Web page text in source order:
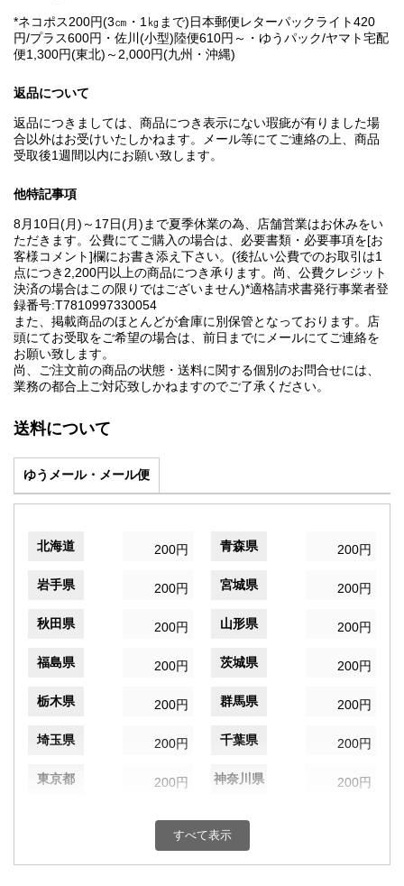
*ネコポス200円(3㎝・1㎏まで)日本郵便レターパックライト420
円/プラス600円・佐川(小型)陸便610円～・ゆうパック/ヤマト宅配
便1,300円(東北)～2,000円(九州・沖縄)
返品について
返品につきましては、商品につき表示にない瑕疵が有りました場
合以外はお受けいたしかねます。メール等にてご連絡の上、商品
受取後1週間以内にお願い致します。
他特記事項
8月10日(月)～17日(月)まで夏季休業の為、店舗営業はお休みをい
ただきます。公費にてご購入の場合は、必要書類・必要事項を[お
客様コメント]欄にお書き添え下さい。(後払い公費でのお取引は1
点につき2,200円以上の商品につき承ります。尚、公費クレジット
決済の場合はこの限りではございません)*適格請求書発行事業者登
録番号:T7810997330054
また、掲載商品のほとんどが倉庫に別保管となっております。店
頭にてお受取をご希望の場合は、前日までにメールにてご連絡を
お願い致します。
尚、ご注文前の商品の状態・送料に関する個別のお問合せには、
業務の都合上ご対応致しかねますのでご了承ください。
送料について
ゆうメール・メール便
北海道 200円 青森県 200円
岩手県 200円 宮城県 200円
秋田県 200円 山形県 200円
福島県 200円 茨城県 200円
栃木県 200円 群馬県 200円
埼玉県 200円 千葉県 200円
東京都 200円 神奈川県 200円
200円 富山県
すべて表示